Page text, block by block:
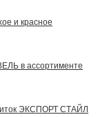
и красное
в ассортименте
ЭКСПОРТ СТАЙЛ